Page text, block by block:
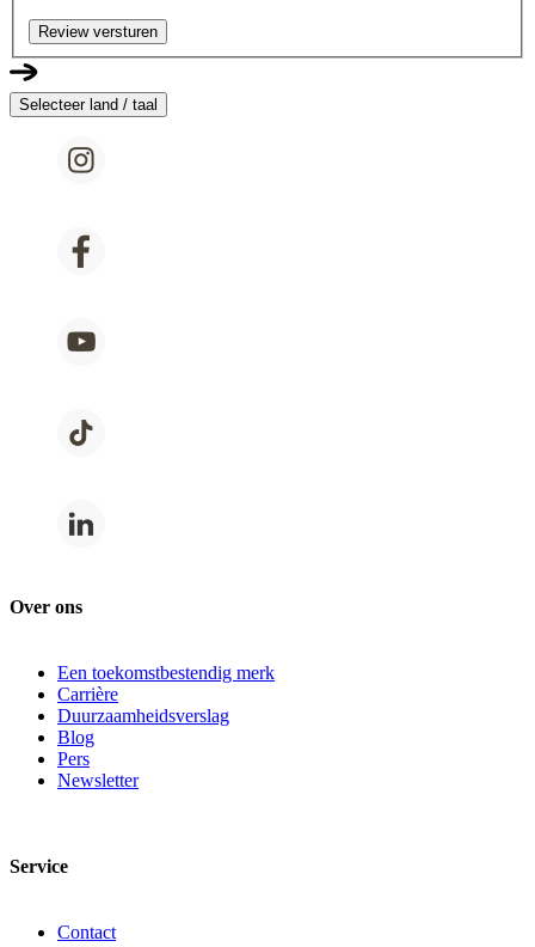
Review versturen
Selecteer land / taal
Over ons
Een toekomstbestendig merk
Carrière
Duurzaamheidsverslag
Blog
Pers
Newsletter
Service
Contact